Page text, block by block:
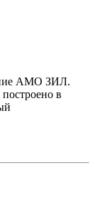
АМО ЗИЛ.
в